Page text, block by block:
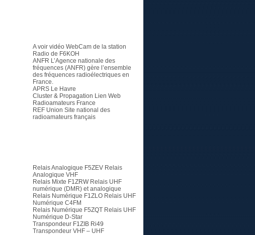
A voir vidéo WebCam de la station
Radio de F6KOH
ANFR L’Agence nationale des
fréquences (ANFR) gère l’ensemble
des fréquences radioélectriques en
France.
APRS Le Havre
Cluster & Propagation Lien Web
Radioamateurs France
REF Union Site national des
radioamateurs français
Relais Analogique F5ZEV Relais
Analogique VHF
Relais Mixte F1ZRWRelais UHF
numérique (DMR) et analogique
Relais Numérique F1ZLO Relais UHF
Numérique C4FM
Relais Numérique F5ZQT Relais UHF
Numérique D-Star
Transpondeur F1ZIB Ri49
Transpondeur VHF – UHF